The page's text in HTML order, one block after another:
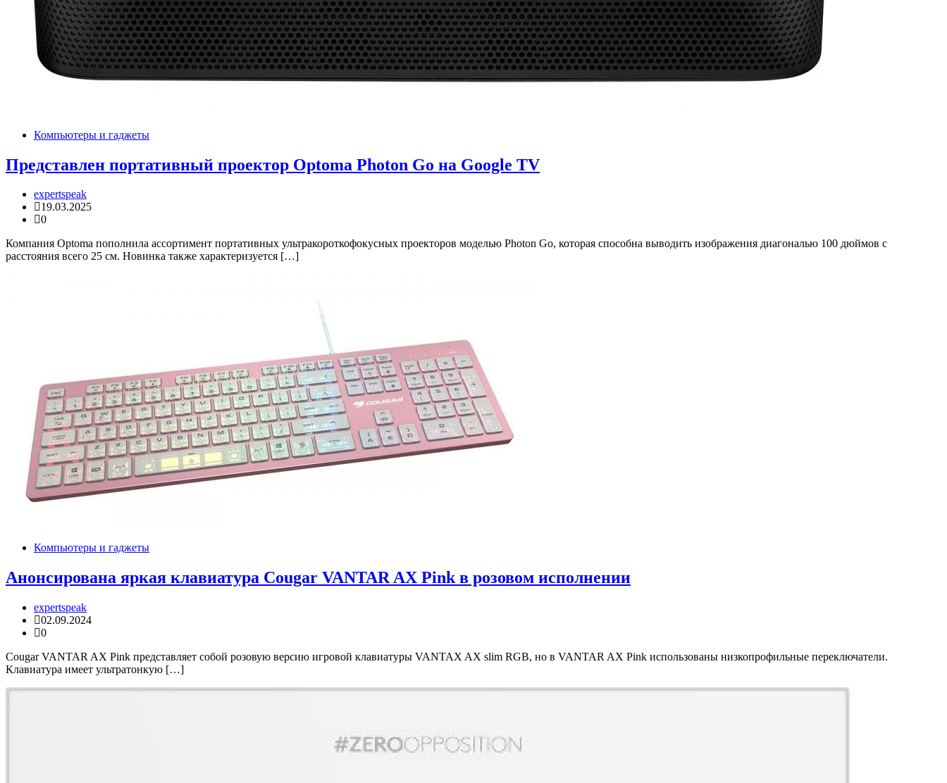
Компьютеры и гаджеты
Представлен портативный проектор Optoma Photon Go на Google TV
expertspeak
19.03.2025
0
Компания Optoma пополнила ассортимент портативных ультракороткофокусных проекторов моделью Photon Go, которая способна выводить изображения диагональю 100 дюймов с
расстояния всего 25 см. Новинка также характеризуется […]
Компьютеры и гаджеты
Анонсирована яркая клавиатура Cougar VANTAR AX Pink в розовом исполнении
expertspeak
02.09.2024
0
Cougar VANTAR AX Pink представляет собой розовую версию игровой клавиатуры VANTAX AX slim RGB, но в VANTAR AX Pink использованы низкопрофильные переключатели.
Клавиатура имеет ультратонкую […]